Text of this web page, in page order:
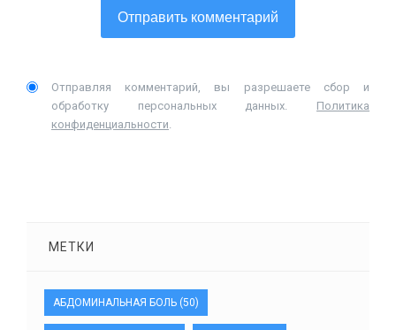
Отправляя комментарий, вы разрешаете сбор и
обработку персональных данных. Политика
конфиденциальности.
МЕТКИ
АБДОМИНАЛЬНАЯ БОЛЬ (50)